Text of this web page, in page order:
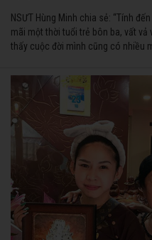
NSƯT Hùng Minh chia sẻ: “Tính
mãi một thời tuổi trẻ bôn ba, vất
thấy cuộc đời mình cũng có nhiều
ngược nhận được những cơ may
diễn”.